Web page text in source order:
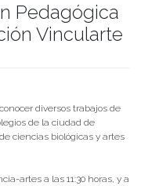
Pedagógica
Vincularte
diversos trabajos de
de la ciudad de
ciencias biológicas y artes
artes a las 11:30 horas, y a